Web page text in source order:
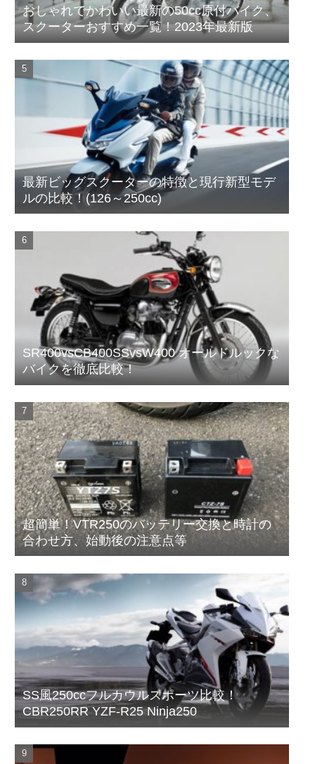
おしゃれでかわいい最新の50cc原付バイク、
スクーターおすすめ一覧！2023年最新版
最新ビッグスクーターの特徴と現行新型モデ
ルの比較！(126～250cc)
SR400vsCB400SSvsW400 オールドルックな
バイクを徹底比較！
超簡単！VTR250のバッテリー交換と時計の
合わせ方、始動後の注意点等
SS風250ccフルカウルスポーツ比較！
CBR250RR YZF-R25 Ninja250